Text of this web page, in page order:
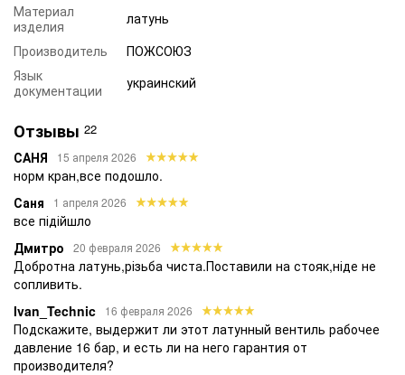
Материал
изделия
латунь
Производитель
ПОЖСОЮЗ
Язык
документации
украинский
Отзывы 22
САНЯ 15 апреля 2026
норм кран,все подошло.
Саня
1 апреля 2026
все підійшло
Дмитро
20 февраля 2026
Добротна латунь,різьба чиста.Поставили на стояк,ніде не
сопливить.
Ivan_Technic
16 февраля 2026
Подскажите, выдержит ли этот латунный вентиль рабочее
давление 16 бар, и есть ли на него гарантия от
производителя?